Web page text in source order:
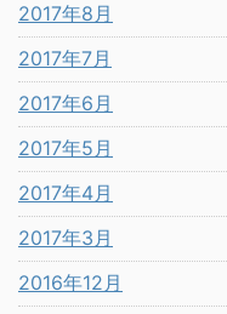
2017年8月
2017年7月
2017年6月
2017年5月
2017年4月
2017年3月
2016年12月